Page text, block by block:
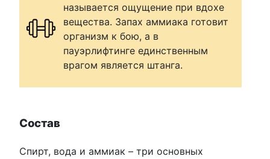
называется ощущение при вдохе
вещества. Запах аммиака готовит
организм к бою, а в
пауэрлифтинге единственным
врагом является штанга.
Состав
Спирт, вода и аммиак – три основных